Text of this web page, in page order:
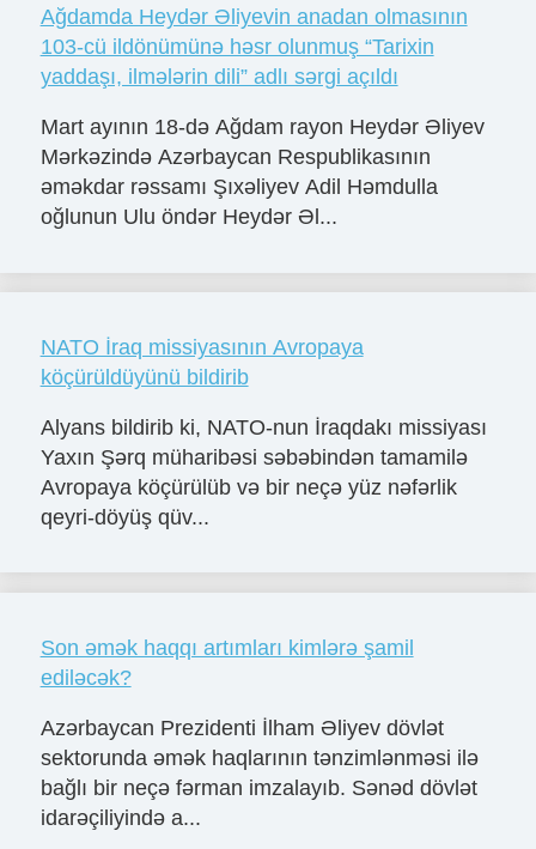
Ağdamda Heydər Əliyevin anadan olmasının
103-cü ildönümünə həsr olunmuş “Tarixin
yaddaşı, ilmələrin dili” adlı sərgi açıldı
Mart ayının 18-də Ağdam rayon Heydər Əliyev
Mərkəzində Azərbaycan Respublikasının
əməkdar rəssamı Şıxəliyev Adil Həmdulla
oğlunun Ulu öndər Heydər Əl...
NATO İraq missiyasının Avropaya
köçürüldüyünü bildirib
Alyans bildirib ki, NATO-nun İraqdakı missiyası
Yaxın Şərq müharibəsi səbəbindən tamamilə
Avropaya köçürülüb və bir neçə yüz nəfərlik
qeyri-döyüş qüv...
Son əmək haqqı artımları kimlərə şamil
ediləcək?
Azərbaycan Prezidenti İlham Əliyev dövlət
sektorunda əmək haqlarının tənzimlənməsi ilə
bağlı bir neçə fərman imzalayıb. Sənəd dövlət
idarəçiliyində a...